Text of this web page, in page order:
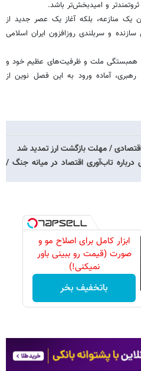
ثروتمندتر و امیدبخش‌تر باشد.
یک منازعه، بلکه آغاز یک عصر جدید از
و سربلندی روزافزون ایران اسلامی
همبستگی ملت و ظرفیت‌های عظیم خود و
آماده ورود به این فصل نوین از
/ مهلت بازگشت ارز تمدید شد
درباره تاب‌آوری اقتصاد در میانه جنگ /
ابزار کامل برای اصلاح مو و
صورت (قیمت رو ببینی باور
نمیکنی!)
باتخفیف بخر